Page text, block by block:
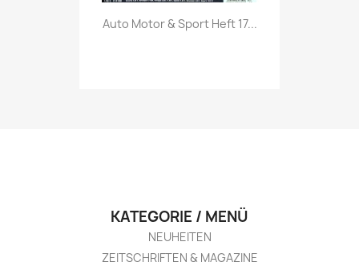
Vorschau
Auto Motor & Sport Heft 17...
KATEGORIE / MENÜ
NEUHEITEN
ZEITSCHRIFTEN & MAGAZINE